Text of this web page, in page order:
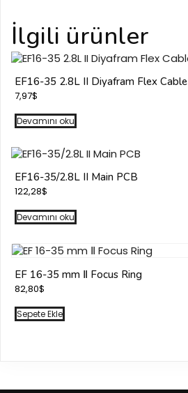
İlgili ürünler
EF16-35 2.8L II Diyafram Flex Cable
7,97$
Devamını oku
EF16-35/2.8L II Main PCB
122,28$
Devamını oku
EF 16-35 mm Ⅱ Focus Ring
82,80$
Sepete Ekle